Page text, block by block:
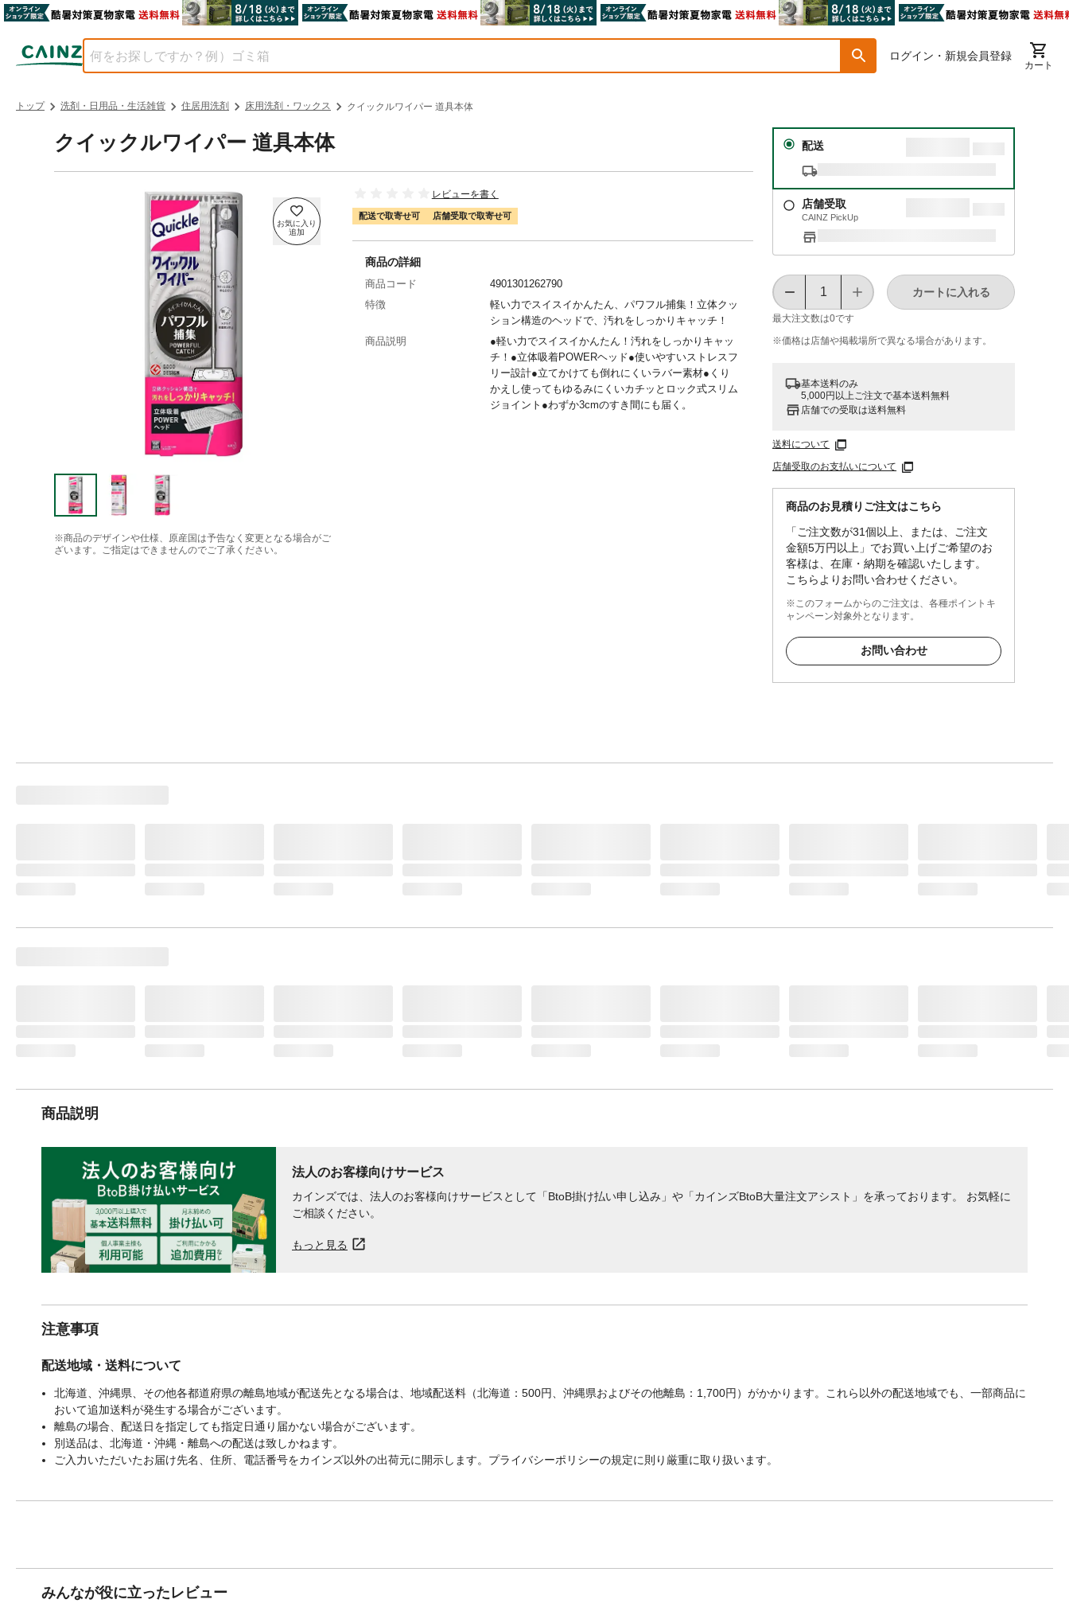
ログイン・新規会員登録
カート
トップ 洗剤・日用品・生活雑貨 住居用洗剤 床用洗剤・ワックス クイックルワイパー 道具本体
クイックルワイパー 道具本体
※商品のデザインや仕様、原産国は予告なく変更となる場合がご
ざいます。ご指定はできませんのでご了承ください。
レビューを書く
配送で取寄せ可 店舗受取で取寄せ可
配送
店舗受取
CAINZ PickUp
最大注文数は0です
カートに入れる
※価格は​店舗や​掲載場所で​異なる​場合が​あります。
基本送料のみ
5,000円以上ご注文で基本送料無料
店舗での受取は送料無料
送料について
店舗受取のお支払いについて
商品のお見積りご注文はこちら
「ご注文数が31個以上、または、ご注文
金額5万円以上」でお買い上げご希望のお
客様は、在庫・納期を確認いたします。
こちらよりお問い合わせください。
※このフォームからのご注文は、各種ポイントキ
ャンペーン対象外となります。
お問い合わせ
商品の詳細
商品コード
4901301262790
特徴
軽い力でスイスイかんたん、パワフル捕集！立体クッ
ション構造のヘッドで、汚れをしっかりキャッチ！
商品説明
●軽い力でスイスイかんたん！汚れをしっかりキャッ
チ！●立体吸着POWERヘッド●使いやすいストレスフ
リー設計●立てかけても倒れにくいラバー素材●くり
かえし使ってもゆるみにくいカチッとロック式スリム
ジョイント●わずか3cmのすき間にも届く。
商品説明
法人のお客様向けサービス
カインズでは、法人のお客様向けサービスとして「BtoB掛け払い申し込み」や「カインズBtoB大量注文アシスト」を承っております。 お気軽に
ご相談ください。
もっと見る
注意事項
配送地域・送料について
北海道、沖縄県、その他各都道府県の離島地域が配送先となる場合は、地域配送料（北海道：500円、沖縄県およびその他離島：1,700円）がかかります。これら以外の配送地域でも、一部商品に
おいて追加送料が発生する場合がございます。
離島の場合、配送日を指定しても指定日通り届かない場合がございます。
別送品は、北海道・沖縄・離島への配送は致しかねます。
ご入力いただいたお届け先名、住所、電話番号をカインズ以外の出荷元に開示します。プライバシーポリシーの規定に則り厳重に取り扱います。
みんなが役に立ったレビュー